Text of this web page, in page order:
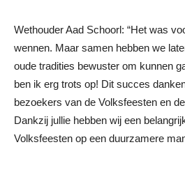
Wethouder Aad Schoorl: “Het was
wennen. Maar samen hebben we
oude tradities bewuster om kunnen
ben ik erg trots op! Dit succes
bezoekers van de Volksfeesten en
Dankzij jullie hebben wij een
Volksfeesten op een duurzamere